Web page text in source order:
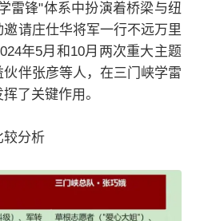
雷锋"体系中扮演着桥梁与纽
请庄仕华将军一行不远万里
年5月和10月两次重大主题
伴张彦等人，在三门峡学雷
了关键作用。
较分析